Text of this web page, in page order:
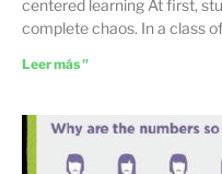
centered learning At first,
complete chaos. In a class
Leer más "